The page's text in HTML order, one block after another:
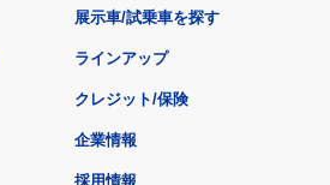
展示車/試乗車を探す
ラインアップ
クレジット/保険
企業情報
採用情報